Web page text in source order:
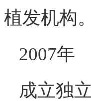
植发机构。
2007年
成立独